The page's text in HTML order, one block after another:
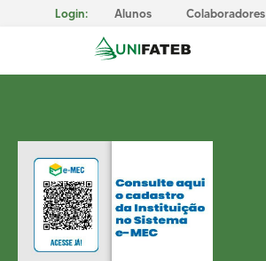
Login: Alunos Colaboradores
GOVERNANÇA CORPORATIVA
Reitoria
Comissão Própria de Avaliação (CPA)